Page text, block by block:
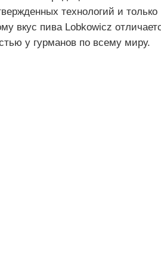
технологий и только
вкус пива Lobkowicz
у гурманов по всему миру.